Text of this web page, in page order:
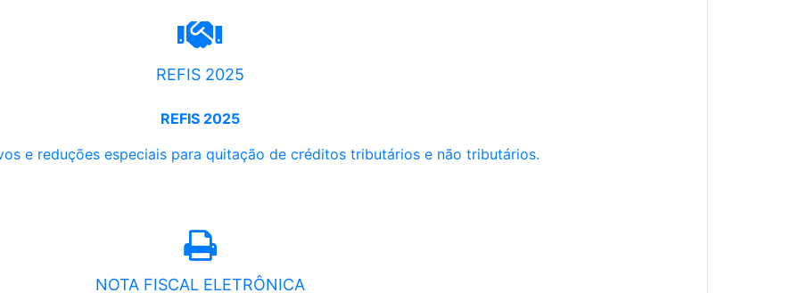
REFIS 2025
REFIS 2025
e reduções especiais para quitação de créditos tributários e não tributários.
NOTA FISCAL ELETRÔNICA